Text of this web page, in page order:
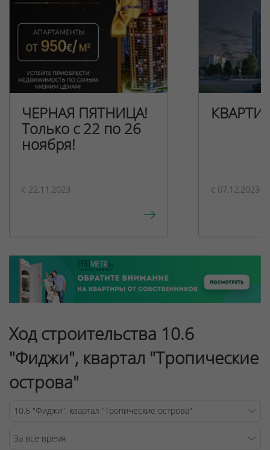
ЧЕРНАЯ ПЯТНИЦА!
Только с 22 по 26
ноября!
c 22.11.2023 c 07.12.2023
Ход строительства 10.6
"Фиджи", квартал "Тропические
острова"